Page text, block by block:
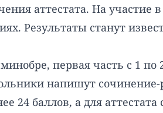
аттестата. На участие
Результаты станут
первая часть с 1 по
напишут
24 баллов, а для